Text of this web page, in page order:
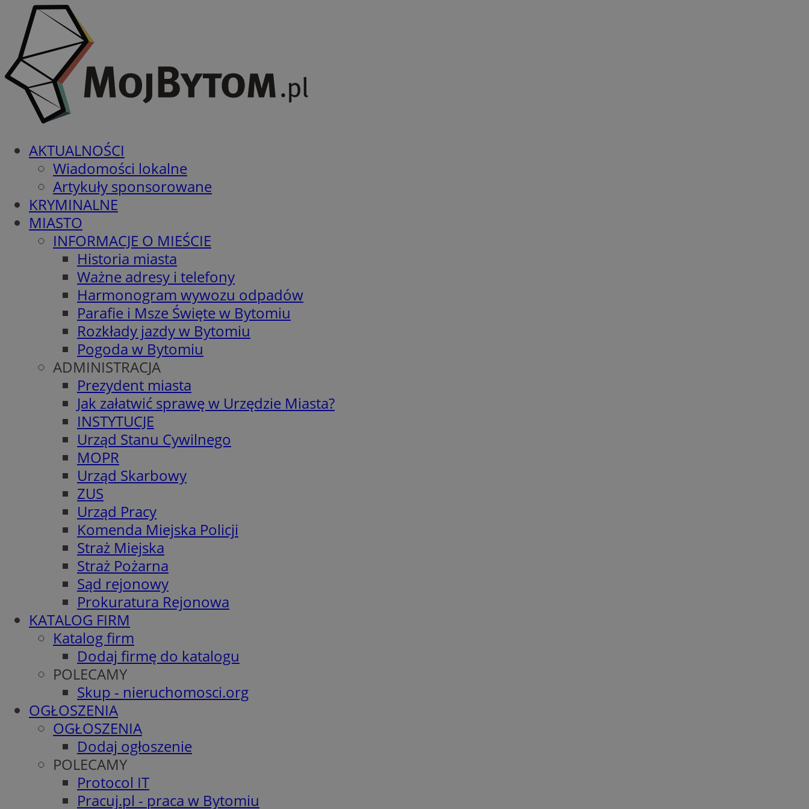
AKTUALNOŚCI
Wiadomości lokalne
Artykuły sponsorowane
KRYMINALNE
MIASTO
INFORMACJE O MIEŚCIE
Historia miasta
Ważne adresy i telefony
Harmonogram wywozu odpadów
Parafie i Msze Święte w Bytomiu
Rozkłady jazdy w Bytomiu
Pogoda w Bytomiu
ADMINISTRACJA
Prezydent miasta
Jak załatwić sprawę w Urzędzie Miasta?
INSTYTUCJE
Urząd Stanu Cywilnego
MOPR
Urząd Skarbowy
ZUS
Urząd Pracy
Komenda Miejska Policji
Straż Miejska
Straż Pożarna
Sąd rejonowy
Prokuratura Rejonowa
KATALOG FIRM
Katalog firm
Dodaj firmę do katalogu
POLECAMY
Skup - nieruchomosci.org
OGŁOSZENIA
OGŁOSZENIA
Dodaj ogłoszenie
POLECAMY
Protocol IT
Pracuj.pl - praca w Bytomiu